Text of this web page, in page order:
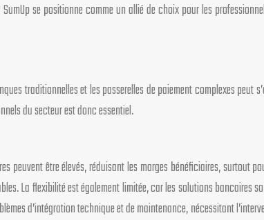
se positionne comme un allié de choix pour les
traditionnelles et les passerelles de paiement complexes peut
du secteur est donc essentiel.
être élevés, réduisant les marges bénéficiaires, surtout
La flexibilité est également limitée, car les solutions bancaires
d’intégration technique et de maintenance, nécessitant